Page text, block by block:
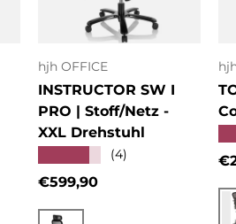
hjh OFFICE
INSTRUCTOR SW I
PRO | Stoff/Netz -
XXL Drehstuhl
(4)
Normaler Preis
€599,90